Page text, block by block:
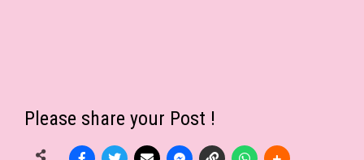
Please share your Post !